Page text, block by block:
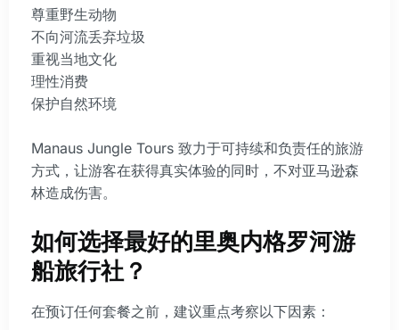
尊重野生动物
不向河流丢弃垃圾
重视当地文化
理性消费
保护自然环境
Manaus Jungle Tours 致力于可持续和负责任的旅游
方式，让游客在获得真实体验的同时，不对亚马逊森
林造成伤害。
如何选择最好的里奥内格罗河游
船旅行社？
在预订任何套餐之前，建议重点考察以下因素：